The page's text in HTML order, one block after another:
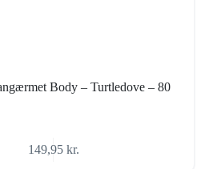
Body – Turtledove – 80
149,95 kr.